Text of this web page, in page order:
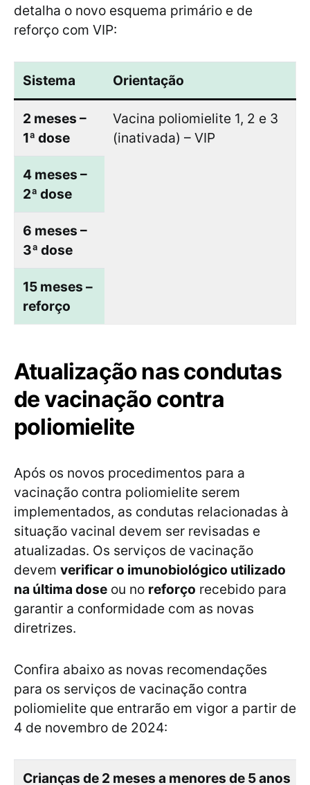
detalha o novo esquema primário e de
reforço com VIP:
Sistema Orientação
2 meses –
1ª dose
Vacina poliomielite 1, 2 e 3
(inativada) – VIP
4 meses –
2ª dose
6 meses –
3ª dose
15 meses –
reforço
Atualização nas condutas
de vacinação contra
poliomielite
Após os novos procedimentos para a
vacinação contra poliomielite serem
implementados, as condutas relacionadas à
situação vacinal devem ser revisadas e
atualizadas. Os serviços de vacinação
devem verificar o imunobiológico utilizado
na última dose ou no reforço recebido para
garantir a conformidade com as novas
diretrizes.
Confira abaixo as novas recomendações
para os serviços de vacinação contra
poliomielite que entrarão em vigor a partir de
4 de novembro de 2024:
Crianças de 2 meses a menores de 5 anos